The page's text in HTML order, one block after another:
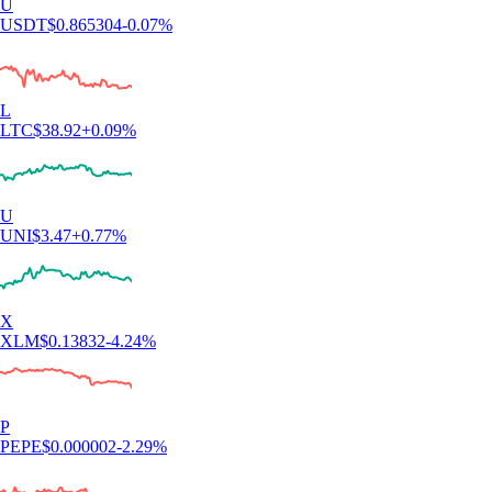
U
USDT$0.865304-0.07%
L
LTC$38.92+0.09%
U
UNI$3.47+0.77%
X
XLM$0.13832-4.24%
P
PEPE$0.000002-2.29%